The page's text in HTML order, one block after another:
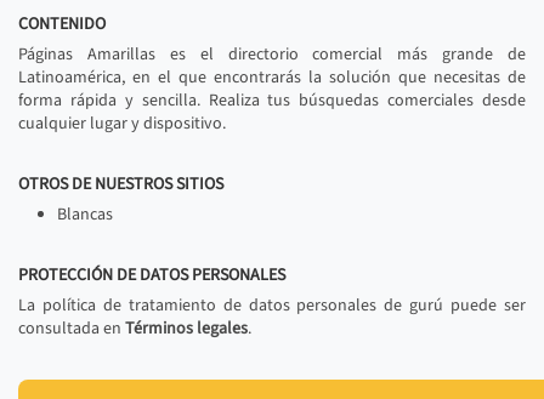
CONTENIDO
Páginas Amarillas es el directorio comercial más grande de
Latinoamérica, en el que encontrarás la solución que necesitas de
forma rápida y sencilla. Realiza tus búsquedas comerciales desde
cualquier lugar y dispositivo.
OTROS DE NUESTROS SITIOS
Blancas
PROTECCIÓN DE DATOS PERSONALES
La política de tratamiento de datos personales de gurú puede ser
consultada en Términos legales.